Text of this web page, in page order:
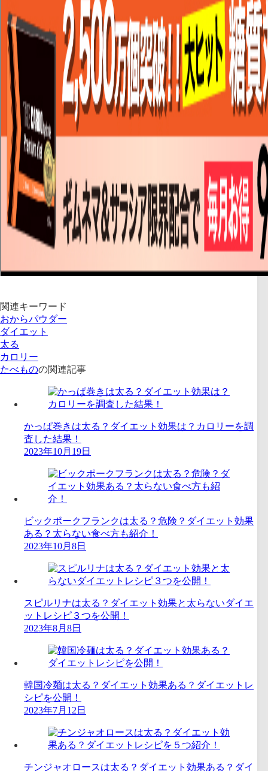
関連キーワード
おからパウダー
ダイエット
太る
カロリー
たべものの関連記事
かっぱ巻きは太る？ダイエット効果は？カロリーを調
査した結果！
2023年10月19日
ビックポークフランクは太る？危険？ダイエット効果
ある？太らない食べ方も紹介！
2023年10月8日
スピルリナは太る？ダイエット効果と太らないダイエ
ットレシピ３つを公開！
2023年8月8日
韓国冷麺は太る？ダイエット効果ある？ダイエットレ
シピを公開！
2023年7月12日
チンジャオロースは太る？ダイエット効果ある？ダイ